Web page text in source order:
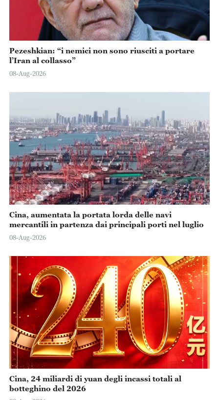
Pezeshkian: “i nemici non sono riusciti a portare
l’Iran al collasso”
08-Aug-2026
Cina, aumentata la portata lorda delle navi
mercantili in partenza dai principali porti nel luglio
08-Aug-2026
Cina, 24 miliardi di yuan degli incassi totali al
botteghino del 2026